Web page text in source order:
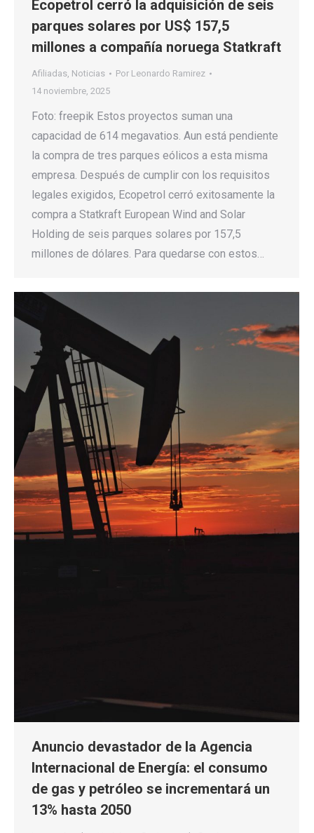
Ecopetrol cerró la adquisición de seis
parques solares por US$ 157,5
millones a compañía noruega Statkraft
Afiliadas, Noticias Por Leonardo Ramirez
14 noviembre, 2025
Foto: freepik Estos proyectos suman una
capacidad de 614 megavatios. Aun está pendiente
la compra de tres parques eólicos a esta misma
empresa. Después de cumplir con los requisitos
legales exigidos, Ecopetrol cerró exitosamente la
compra a Statkraft European Wind and Solar
Holding de seis parques solares por 157,5
millones de dólares. Para quedarse con estos…
Anuncio devastador de la Agencia
Internacional de Energía: el consumo
de gas y petróleo se incrementará un
13% hasta 2050